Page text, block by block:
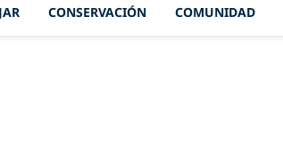
CONSERVACIÓN COMUNIDAD